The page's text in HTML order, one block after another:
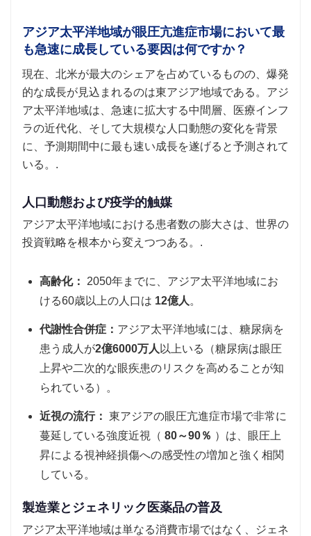
アジア太平洋地域が眼圧亢進症市場において最
も急速に成長している要因は何ですか？
現在、北米が最大のシェアを占めているものの、爆発
的な成長が見込まれるのは東アジア地域である。アジ
ア太平洋地域は、急速に拡大する中間層、医療インフ
ラの近代化、そして大規模な人口動態の変化を背景
に、予測期間中に最も速い成長を遂げると予測されて
いる。.
人口動態および疫学的触媒
アジア太平洋地域における患者数の膨大さは、世界の
投資戦略を根本から変えつつある。.
高齢化：
2050年までに、アジア太平洋地域にお
ける60歳以上の人口は 12億人 。
代謝性合併症： アジア太平洋地域には、糖尿病を
患う成人が2億6000万人 以上いる（糖尿病は眼圧
上昇や二次的な眼疾患のリスクを高めることが知
られている）。
近視の流行： 東アジアの眼圧亢進症市場で非常に
蔓延している強度近視（ 80～90％ ）は、眼圧上
昇による視神経損傷への感受性の増加と強く相関
している。
製造業とジェネリック医薬品の普及
アジア太平洋地域は単なる消費市場ではなく、ジェネ